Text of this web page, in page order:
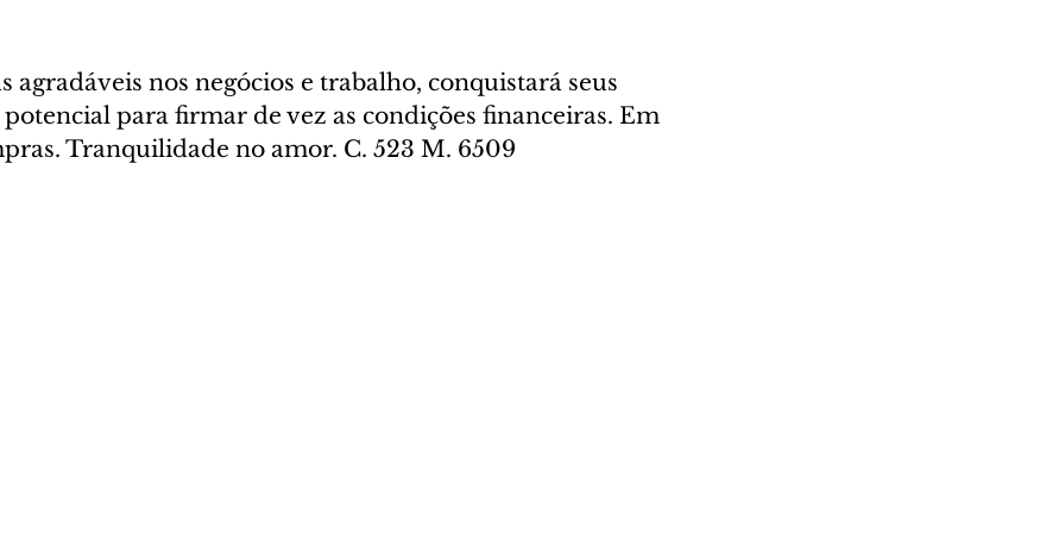
agradáveis nos negócios e trabalho, conquistará seus
potencial para firmar de vez as condições financeiras. Em
Tranquilidade no amor. C. 523 M. 6509